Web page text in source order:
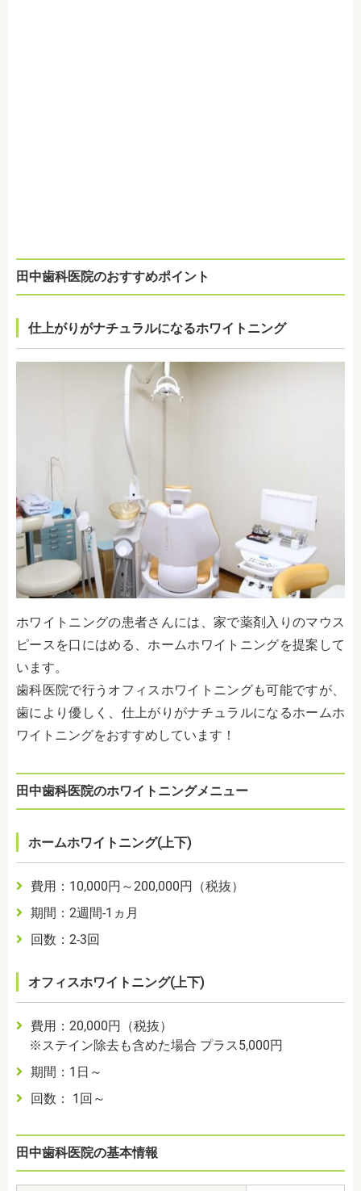
田中歯科医院のおすすめポイント
仕上がりがナチュラルになるホワイトニング
ホワイトニングの患者さんには、家で薬剤入りのマウス
ピースを口にはめる、ホームホワイトニングを提案して
います。
歯科医院で行うオフィスホワイトニングも可能ですが、
歯により優しく、仕上がりがナチュラルになるホームホ
ワイトニングをおすすめしています！
田中歯科医院のホワイトニングメニュー
ホームホワイトニング(上下)
費用：10,000円～200,000円（税抜）
期間：2週間-1ヵ月
回数：2-3回
オフィスホワイトニング(上下)
費用：20,000円（税抜）
※ステイン除去も含めた場合 プラス5,000円
期間：1日～
回数： 1回～
田中歯科医院の基本情報